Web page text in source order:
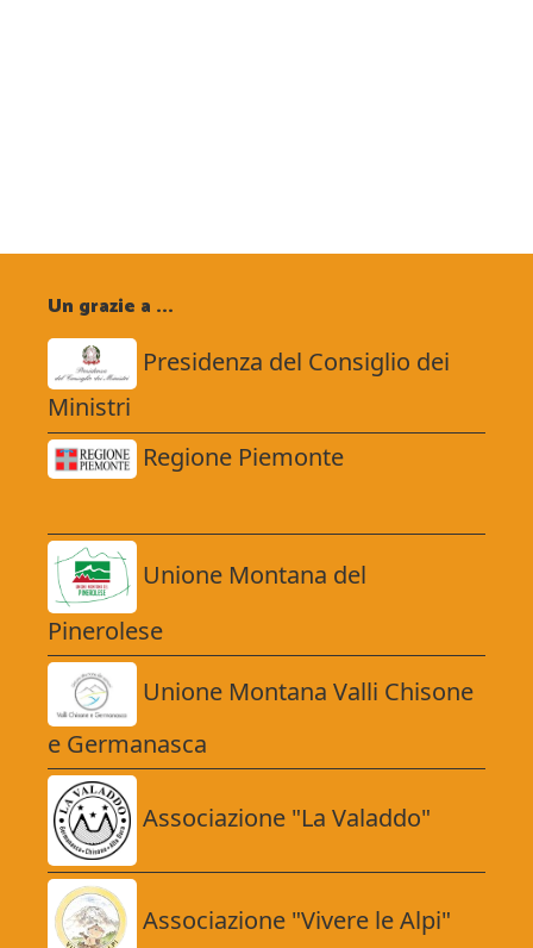
Un grazie a ...
Presidenza del Consiglio dei
Ministri
Regione Piemonte
Unione Montana del
Pinerolese
Unione Montana Valli Chisone
e Germanasca
Associazione "La Valaddo"
Associazione "Vivere le Alpi"